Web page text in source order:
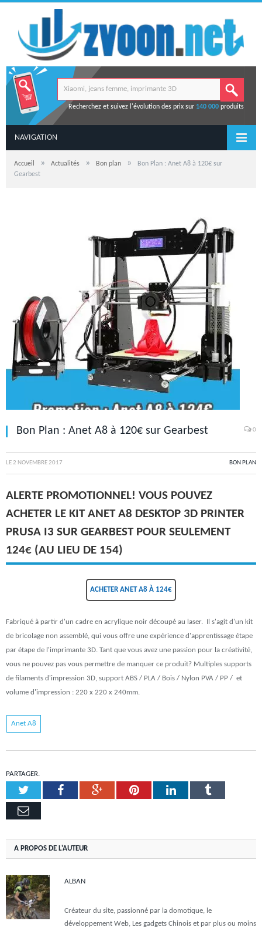
Recherchez et suivez l'évolution des prix sur 140 000produits
NAVIGATION
Accueil » Actualités » Bon plan »
Bon Plan : Anet A8 à 120€ sur
Gearbest
Bon Plan : Anet A8 à 120€ sur Gearbest 0
LE2 NOVEMBRE 2017 BON PLAN
ALERTE PROMOTIONNEL! VOUS POUVEZ
ACHETER LE KIT ANET A8 DESKTOP 3D PRINTER
PRUSA I3 SUR GEARBEST POUR SEULEMENT
124€ (AU LIEU DE 154)
ACHETER ANET A8 À 124€
Fabriqué à partir d'un cadre en acrylique noir découpé au laser. Il s'agit d'un kit
de bricolage non assemblé, qui vous offre une expérience d'apprentissage étape
par étape de l'imprimante 3D. Tant que vous avez une passion pour la créativité,
vous ne pouvez pas vous permettre de manquer ce produit? Multiples supports
de filaments d'impression 3D, support ABS / PLA / Bois / Nylon PVA / PP / et
volume d'impression : 220 x 220 x 240mm.
Anet A8
PARTAGER.
TwitterFacebookGoogle+PinterestLinkedInTumblr
Email
A PROPOS DE L'AUTEUR
ALBAN
Créateur du site, passionné par la domotique, le
développement Web, Les gadgets Chinois et par plus ou moins